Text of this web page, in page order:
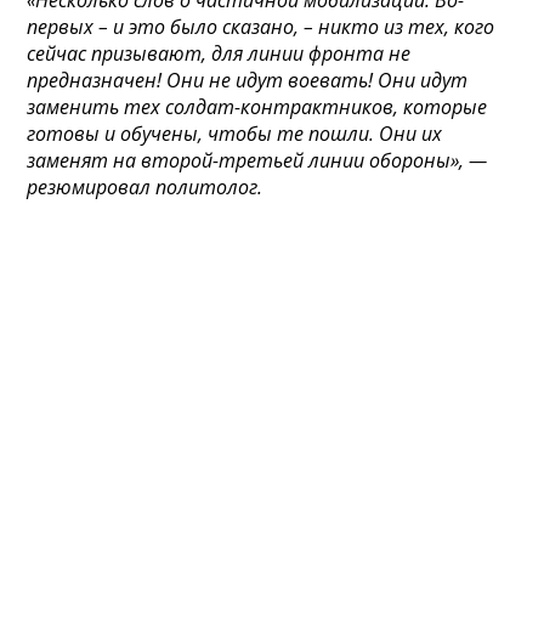
первых – и это было сказано, – никто из тех, кого
сейчас призывают, для линии фронта не
предназначен! Они не идут воевать! Они идут
заменить тех солдат-контрактников, которые
готовы и обучены, чтобы те пошли. Они их
заменят на второй-третьей линии обороны», —
резюмировал политолог.